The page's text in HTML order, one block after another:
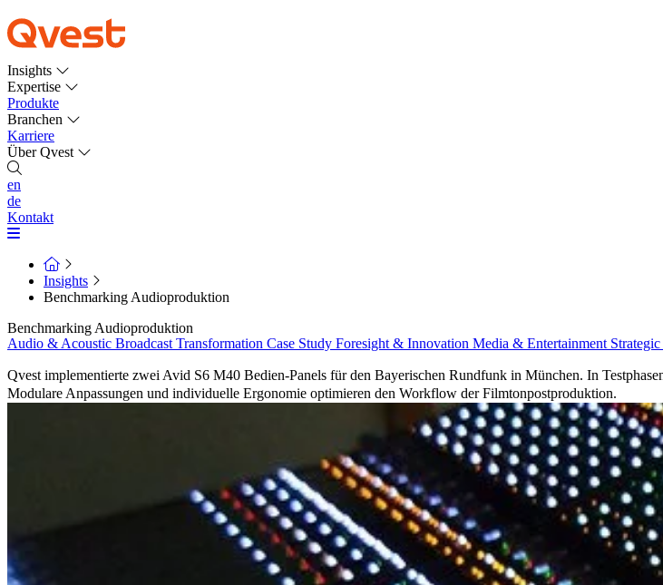
Insights
Expertise
Produkte
Branchen
Karriere
Über Qvest
en
de
Kontakt
Insights
Benchmarking Audioproduktion
Benchmarking Audioproduktion
Audio & Acoustic Broadcast Transformation Case Study Foresight & Innovation Media & Entertainment
Qvest implementierte zwei Avid S6 M40 Bedien-Panels für den Bayerischen Rundfunk in München. In
Modulare Anpassungen und individuelle Ergonomie optimieren den Workflow der Filmtonpostproduktion.